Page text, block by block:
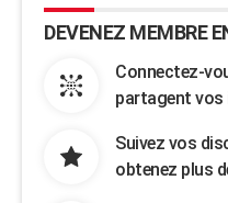
DEVENEZ MEMBRE
Connectez-
partagent vos
Suivez vos
obtenez plus